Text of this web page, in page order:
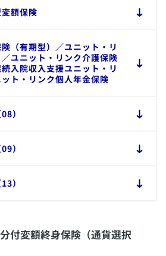
額保険
（有期型）／ユニット・リ
ユニット・リンク介護保険
続入院収入支援ユニット・リ
ト・リンク個人年金保険
）
）
）
付変額終身保険（通貨選択